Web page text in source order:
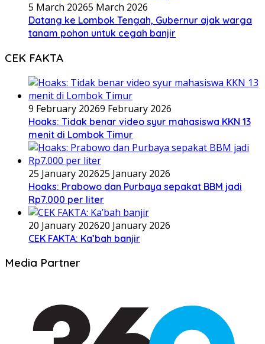
5 March 20265 March 2026
Datang ke Lombok Tengah, Gubernur ajak warga
tanam pohon untuk cegah banjir
CEK FAKTA
9 February 20269 February 2026
Hoaks: Tidak benar video syur mahasiswa KKN 13
menit di Lombok Timur
25 January 202625 January 2026
Hoaks: Prabowo dan Purbaya sepakat BBM jadi
Rp7.000 per liter
20 January 202620 January 2026
CEK FAKTA: Ka’bah banjir
Media Partner